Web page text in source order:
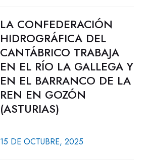
LA CONFEDERACIÓN
HIDROGRÁFICA DEL
CANTÁBRICO TRABAJA
EN EL RÍO LA GALLEGA Y
EN EL BARRANCO DE LA
REN EN GOZÓN
(ASTURIAS)
15 DE OCTUBRE, 2025